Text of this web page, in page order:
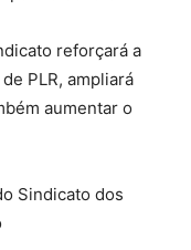
reforçará a
PLR, ampliará
aumentar o
Sindicato dos